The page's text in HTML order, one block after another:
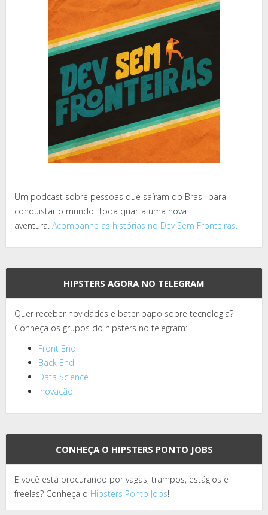
Um podcast sobre pessoas que saíram do Brasil para
conquistar o mundo. Toda quarta uma nova
aventura. Acompanhe as histórias no Dev Sem Fronteiras.
HIPSTERS AGORA NO TELEGRAM
Quer receber novidades e bater papo sobre tecnologia?
Conheça os grupos do hipsters no telegram:
Front End
Back End
Data Science
Inovação
CONHEÇA O HIPSTERS PONTO JOBS
E você está procurando por vagas, trampos, estágios e
freelas? Conheça o Hipsters Ponto Jobs!